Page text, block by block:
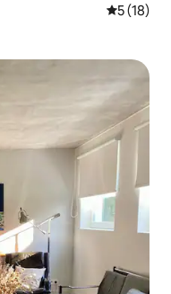
5 (18)